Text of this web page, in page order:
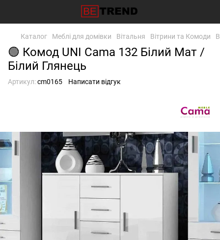
Каталог Меблі для домівки Вітальня Вітрини та Комоди
🟢 Комод UNI Cama 132 Білий Мат /
Білий Глянець
Артикул:cm0165 Написати відгук